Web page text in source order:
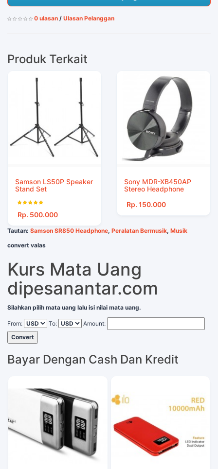
0 ulasan / Ulasan Pelanggan
Produk Terkait
Samson LS50P Speaker
Stand Set
Rp. 500.000
Sony MDR-XB450AP
Stereo Headphone
Rp. 150.000
Tautan: Samson SR850 Headphone, Peralatan Bermusik, Musik
convert valas
Kurs Mata Uang
dipesanantar.com
Silahkan pilih mata uang lalu isi nilai mata uang.
From: To:
Amount:
Convert
Bayar Dengan Cash Dan Kredit